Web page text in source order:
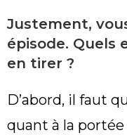
Justement,
épisode. Quels
en tirer ?
D’abord, il faut
quant à la